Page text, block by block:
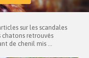
sur les scandales
chatons retrouvés
de chenil mis ...